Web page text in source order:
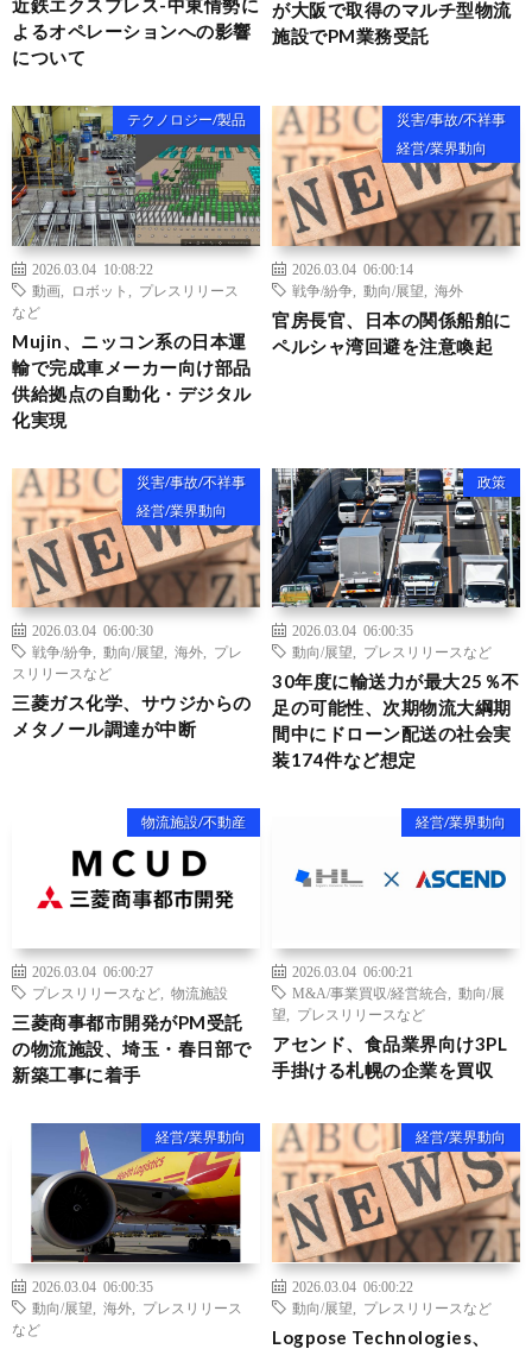
近鉄エクスプレス-中東情勢に
よるオペレーションへの影響
について
が大阪で取得のマルチ型物流
施設でPM業務受託
テクノロジー/製品
2026.03.04 10:08:22
動画
ロボット
プレスリリース
など
Mujin、ニッコン系の日本運
輸で完成車メーカー向け部品
供給拠点の自動化・デジタル
化実現
災害/事故/不祥事
経営/業界動向
2026.03.04 06:00:14
戦争/紛争
動向/展望 海外
官房長官、日本の関係船舶に
ペルシャ湾回避を注意喚起
災害/事故/不祥事
経営/業界動向
2026.03.04 06:00:30
戦争/紛争
動向/展望 海外
プレ
スリリースなど
三菱ガス化学、サウジからの
メタノール調達が中断
政策
2026.03.04 06:00:35
動向/展望
プレスリリースなど
30年度に輸送力が最大25％不
足の可能性、次期物流大綱期
間中にドローン配送の社会実
装174件など想定
物流施設/不動産
2026.03.04 06:00:27
プレスリリースなど
物流施設
三菱商事都市開発がPM受託
の物流施設、埼玉・春日部で
新築工事に着手
経営/業界動向
2026.03.04 06:00:21
M&A/事業買収/経営統合
動向/展
望
プレスリリースなど
アセンド、食品業界向け3PL
手掛ける札幌の企業を買収
経営/業界動向
2026.03.04 06:00:35
動向/展望
海外
プレスリリース
など
経営/業界動向
2026.03.04 06:00:22
動向/展望
プレスリリースなど
Logpose Technologies、